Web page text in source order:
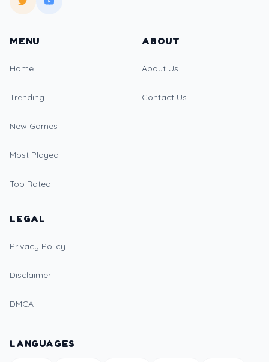
MENU
Home
Trending
New Games
Most Played
Top Rated
ABOUT
About Us
Contact Us
LEGAL
Privacy Policy
Disclaimer
DMCA
LANGUAGES